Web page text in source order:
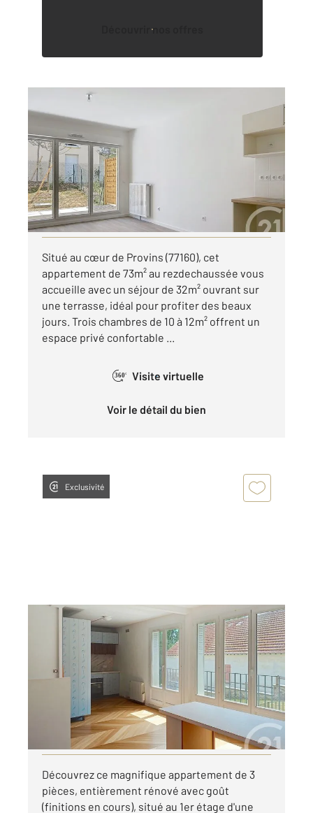
Découvrir nos offres
72,70 m2 , 4 pièces
Ref : 50513
Appartement F4 à louer
998 €
par mois charges comprises
Visiter le site dédié
Situé au cœur de Provins (77160), cet
appartement de 73m² au rezdechaussée vous
accueille avec un séjour de 32m² ouvrant sur
une terrasse, idéal pour profiter des beaux
jours. Trois chambres de 10 à 12m² offrent un
espace privé confortable ...
360° Visite virtuelle
Voir le détail du bien
Exclusivité
PROVINS 77
63,21 m
2, 3 pièces
Ref : 50405
Appartement F3 à louer
820 €
par mois charges comprises
Visiter le site dédié
Découvrez ce magnifique appartement de 3
pièces, entièrement rénové avec goût
(finitions en cours), situé au 1er étage d'une